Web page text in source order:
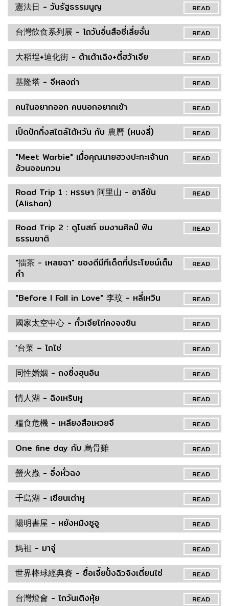
READ
憲法日 - วันรัฐธรรมนูญ
READ
台灣飲食系列展 - ไถวันอิ่นสือซี่เลี่ยจั่น
READ
大稻埕+迪化街 - ต้าเต้าเฉิง+ตี๋ฮว้าเจีย
READ
基隆塔 - จีหลงถ่า
READ
คนในอยากออก คนนอกอยากเข้า
READ
เป็ดปักกิ่งสไตล์ไต้หวัน กับ 農曆 (หนงลี่)
READ
"Meet Warbie" เมื่อคุณนายฮวงปะทะเจ้านก
อ้วนจอมกวน
READ
Road Trip 1 : หรรษา 阿里山 - อาลีซัน
(Alishan)
READ
Road Trip 2 : ดูโบสถ์ ชมงานศิลป์ ฟิน
ธรรมชาติ
READ
"擂茶 - เหลยฉา" ของดีมีทีเด็ดที่ประโยชน์เต็ม
คำ
READ
"Before I Fall in Love" 李玟 - หลี่เหวิน
READ
國家太空中心 - กั๋วเจียไท่คงจงซิน
READ
‘台菜 – ไถไช่
READ
同性婚姻 - ถงซิ่งฮุนอิน
READ
情人湖 - ฉิงเหรินหู
READ
糧食危機 - เหลียงสือเหวยจี
READ
One fine day กับ 烏骨雞
READ
螢火蟲 - อิ๋งหั่วฉง
READ
千島湖 - เชียนเต่าหู
READ
陽明書屋 - หยังหมิงซูอู
READ
媽祖 - มาจู่
READ
世界棒球經典賽 - ซื่อเจี้ยปั้งฉิวจิงเตี่ยนไซ่
READ
台灣燈會 - ไถวันเติงหุ้ย